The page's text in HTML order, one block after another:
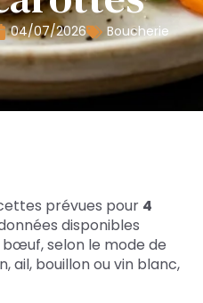
04/07/2026 Boucherie
prévues pour 4
disponibles
selon le mode de
ail, bouillon ou vin blanc,